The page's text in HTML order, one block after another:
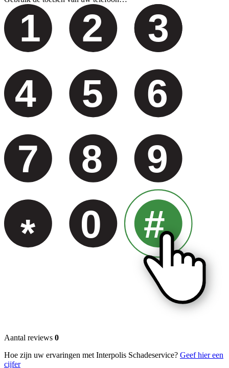
1 2
3
4
5 6
7 8
9
*
0 #
Aantal reviews 0
Hoe zijn uw ervaringen met Interpolis Schadeservice? Geef hier een
cijfer